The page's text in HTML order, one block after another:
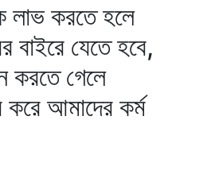
লাভ করতে হলে
বাইরে যেতে হবে,
করতে গেলে
আমাদের কর্ম